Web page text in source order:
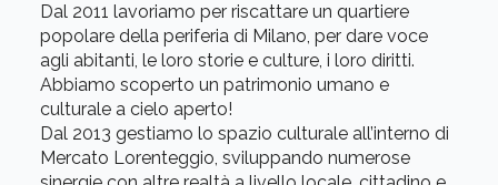
Dal 2011 lavoriamo per riscattare un quartiere
popolare della periferia di Milano, per dare voce
agli abitanti, le loro storie e culture, i loro diritti.
Abbiamo scoperto un patrimonio umano e
culturale a cielo aperto!
Dal 2013 gestiamo lo spazio culturale all’interno di
Mercato Lorenteggio, sviluppando numerose